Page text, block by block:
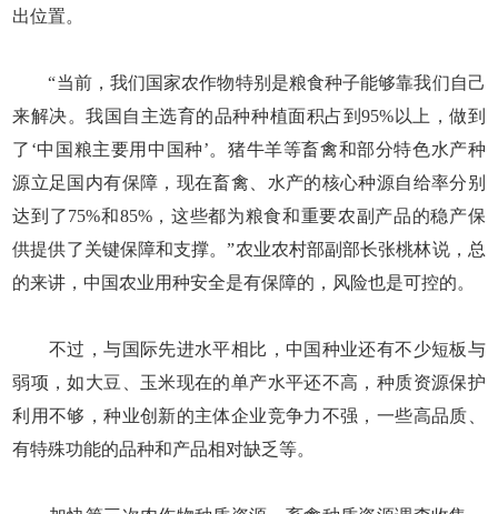
出位置。
“当前，我们国家农作物特别是粮食种子能够靠我们自己
来解决。我国自主选育的品种种植面积占到95%以上，做到
了‘中国粮主要用中国种’。猪牛羊等畜禽和部分特色水产种
源立足国内有保障，现在畜禽、水产的核心种源自给率分别
达到了75%和85%，这些都为粮食和重要农副产品的稳产保
供提供了关键保障和支撑。”农业农村部副部长张桃林说，总
的来讲，中国农业用种安全是有保障的，风险也是可控的。
不过，与国际先进水平相比，中国种业还有不少短板与
弱项，如大豆、玉米现在的单产水平还不高，种质资源保护
利用不够，种业创新的主体企业竞争力不强，一些高品质、
有特殊功能的品种和产品相对缺乏等。